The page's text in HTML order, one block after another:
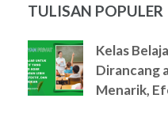
TULISAN POPULER
Kelas
Dirancang
Menarik,